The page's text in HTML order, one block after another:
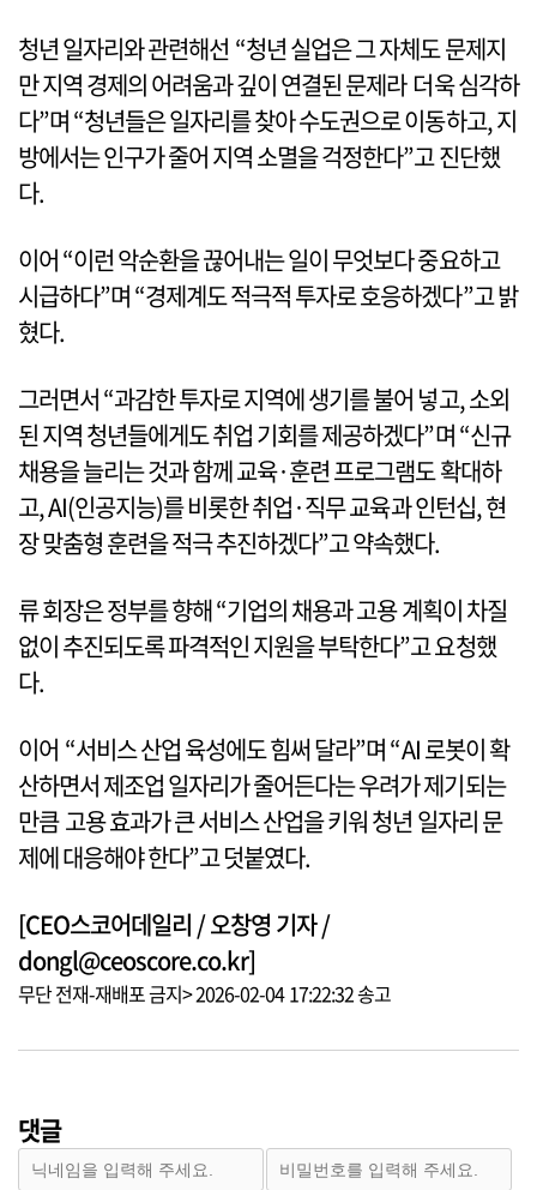
청년 일자리와 관련해선 “청년 실업은 그 자체도 문제지
만 지역 경제의 어려움과 깊이 연결된 문제라 더욱 심각하
다”며 “청년들은 일자리를 찾아 수도권으로 이동하고, 지
방에서는 인구가 줄어 지역 소멸을 걱정한다”고 진단했
다.
이어 “이런 악순환을 끊어내는 일이 무엇보다 중요하고
시급하다”며 “경제계도 적극적 투자로 호응하겠다”고 밝
혔다.
그러면서 “과감한 투자로 지역에 생기를 불어 넣고, 소외
된 지역 청년들에게도 취업 기회를 제공하겠다”며 “신규
채용을 늘리는 것과 함께 교육·훈련 프로그램도 확대하
고, AI(인공지능)를 비롯한 취업·직무 교육과 인턴십, 현
장 맞춤형 훈련을 적극 추진하겠다”고 약속했다.
류 회장은 정부를 향해 “기업의 채용과 고용 계획이 차질
없이 추진되도록 파격적인 지원을 부탁한다”고 요청했
다.
이어 “서비스 산업 육성에도 힘써 달라”며 “AI 로봇이 확
산하면서 제조업 일자리가 줄어든다는 우려가 제기되는
만큼 고용 효과가 큰 서비스 산업을 키워 청년 일자리 문
제에 대응해야 한다”고 덧붙였다.
[CEO스코어데일리 / 오창영 기자 /
dongl@ceoscore.co.kr]
무단 전재-재배포 금지> 2026-02-04 17:22:32 송고
댓글